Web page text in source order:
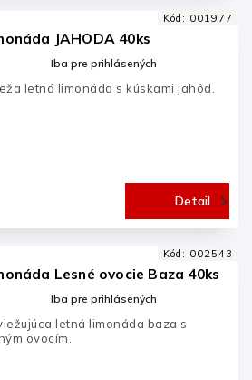
JAHODA 40ks
Iba pre prihlásených
Detail
letná limonáda s kúskami jahôd.
Kód: 001977
Lesné ovocie Baza 40ks
Iba pre prihlásených
letná limonáda baza s
ovocím.
Kód: 002543